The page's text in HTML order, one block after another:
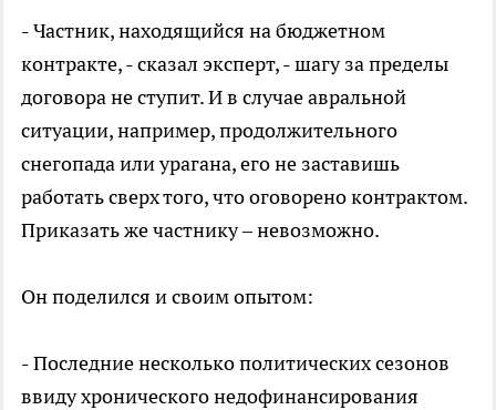
- Частник, находящийся на бюджетном
контракте, - сказал эксперт, - шагу за пределы
договора не ступит. И в случае авральной
ситуации, например, продолжительного
снегопада или урагана, его не заставишь
работать сверх того, что оговорено контрактом.
Приказать же частнику – невозможно.
Он поделился и своим опытом:
- Последние несколько политических сезонов
ввиду хронического недофинансирования